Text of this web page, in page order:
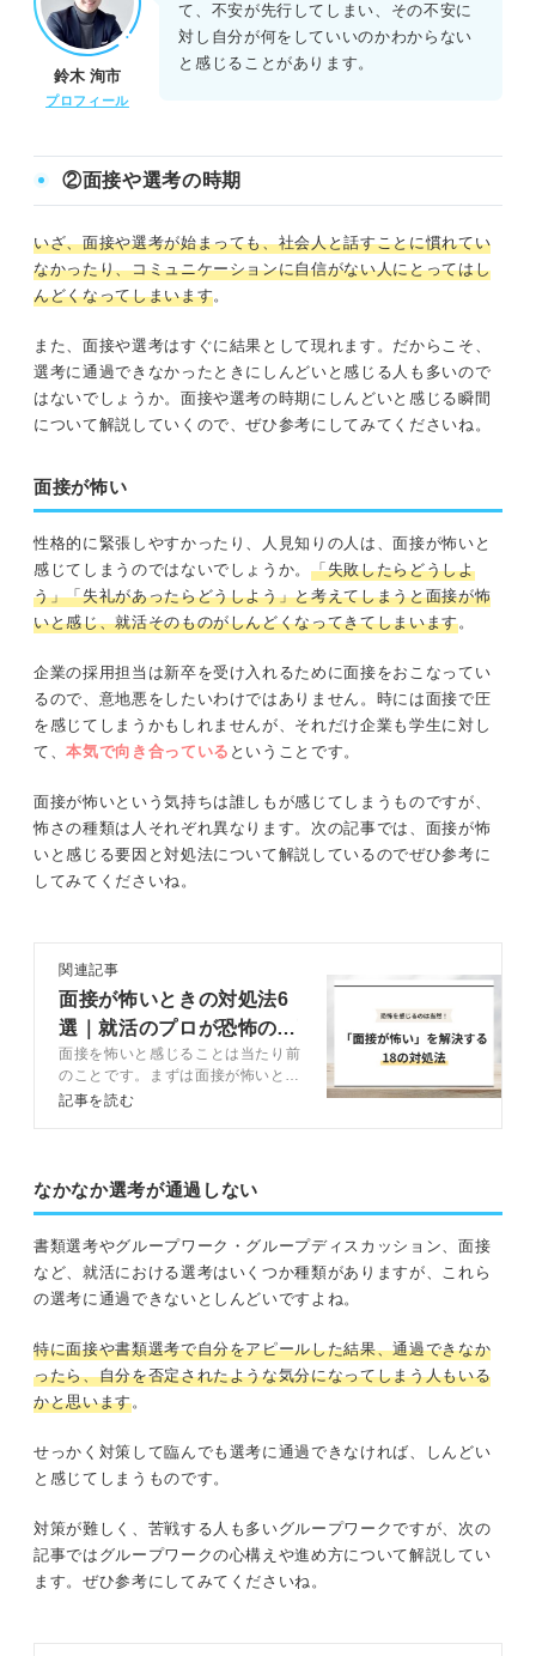
鈴木 洵市
プロフィール
て、不安が先行してしまい、その不安に
対し自分が何をしていいのかわからない
と感じることがあります。
②面接や選考の時期
いざ、面接や選考が始まっても、社会人と話すことに慣れてい
なかったり、コミュニケーションに自信がない人にとってはし
んどくなってしまいます。
また、面接や選考はすぐに結果として現れます。だからこそ、
選考に通過できなかったときにしんどいと感じる人も多いので
はないでしょうか。面接や選考の時期にしんどいと感じる瞬間
について解説していくので、ぜひ参考にしてみてくださいね。
面接が怖い
性格的に緊張しやすかったり、人見知りの人は、面接が怖いと
感じてしまうのではないでしょうか。「失敗したらどうしよ
う」「失礼があったらどうしよう」と考えてしまうと面接が怖
いと感じ、就活そのものがしんどくなってきてしまいます。
企業の採用担当は新卒を受け入れるために面接をおこなってい
るので、意地悪をしたいわけではありません。時には面接で圧
を感じてしまうかもしれませんが、それだけ企業も学生に対し
て、本気で向き合っている ということです。
面接が怖いという気持ちは誰しもが感じてしまうものですが、
怖さの種類は人それぞれ異なります。次の記事では、面接が怖
いと感じる要因と対処法について解説しているのでぜひ参考に
してみてくださいね。
関連記事
面接が怖いときの対処法6
選｜就活のプロが恐怖の原
因も解説
面接を怖いと感じることは当たり前
のことです。まずは面接が怖いと感
じる原因を考えましょう。恐怖心を
う。
記事を読む
なかなか選考が通過しない
書類選考やグループワーク・グループディスカッション、面接
など、就活における選考はいくつか種類がありますが、これら
の選考に通過できないとしんどいですよね。
特に面接や書類選考で自分をアピールした結果、通過できなか
ったら、自分を否定されたような気分になってしまう人もいる
かと思います。
せっかく対策して臨んでも選考に通過できなければ、しんどい
と感じてしまうものです。
対策が難しく、苦戦する人も多いグループワークですが、次の
記事ではグループワークの心構えや進め方について解説してい
ます。ぜひ参考にしてみてくださいね。